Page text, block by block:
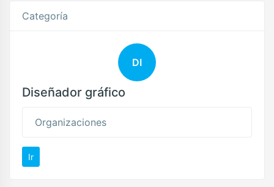
Categoría
DI
Diseñador gráfico
Organizaciones
Ir